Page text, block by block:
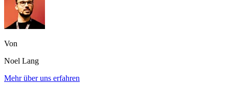
Von
Noel Lang
Mehr über uns erfahren